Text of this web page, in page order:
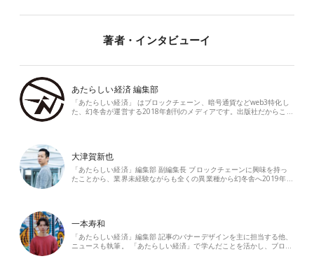
著者・インタビューイ
あたらしい経済 編集部
「あたらしい経済」 はブロックチェーン、暗号通貨などweb3特化し
た、幻冬舎が運営する2018年創刊のメディアです。出版社だからこ…
大津賀新也
「あたらしい経済」編集部 副編集長 ブロックチェーンに興味を持っ
たことから、業界未経験ながらも全くの異業種から幻冬舎へ2019年…
一本寿和
「あたらしい経済」編集部 記事のバナーデザインを主に担当する他、
ニュースも執筆。 「あたらしい経済」で学んだことを活かし、ブロ…